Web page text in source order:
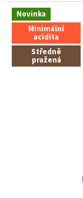
Novinka
Minimální
acidita
Středně
pražená